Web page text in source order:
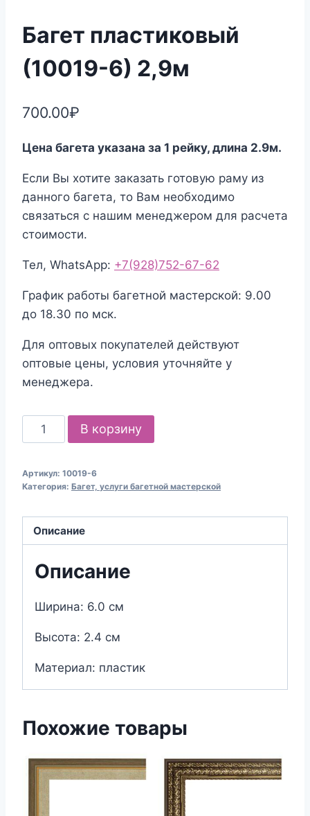
Багет пластиковый
(10019-6) 2,9м
700.00₽
Цена багета указана за 1 рейку, длина 2.9м.
Если Вы хотите заказать готовую раму из
данного багета, то Вам необходимо
связаться с нашим менеджером для расчета
стоимости.
Тел, WhatsApp: +7(928)752-67-62
График работы багетной мастерской: 9.00
до 18.30 по мск.
Для оптовых покупателей действуют
оптовые цены, условия уточняйте у
менеджера.
Количество
товара
пластиковый
6)
2,9м
В корзину
Артикул: 10019-6
Категория: Багет, услуги багетной мастерской
Описание
Описание
Ширина: 6.0 см
Высота: 2.4 см
Материал: пластик
Похожие товары